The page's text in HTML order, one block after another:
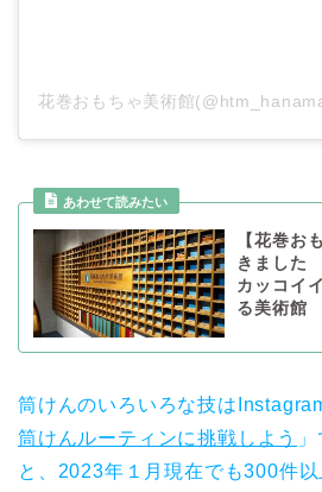
あわせて読みたい
【花巻お
きました
カッコイ
る美術館
筒けんのいろいろな技は
筒けんルーティンに挑戦しよう
と、2023年１月現在でも300件